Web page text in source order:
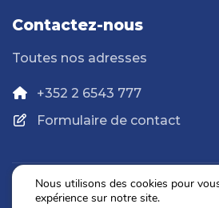
Contactez-nous
Toutes nos adresses
+352 2 6543 777
Formulaire de contact
Politique de
Nous utilisons des cookies pour
expérience sur notre site.